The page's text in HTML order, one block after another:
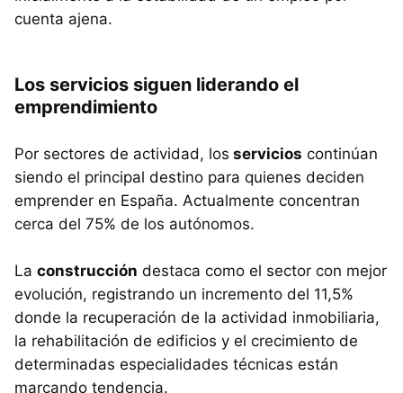
cuenta ajena.
Los servicios siguen liderando el
emprendimiento
Por sectores de actividad, los servicios continúan
siendo el principal destino para quienes deciden
emprender en España. Actualmente concentran
cerca del 75% de los autónomos.
La construcción destaca como el sector con mejor
evolución, registrando un incremento del 11,5%
donde la recuperación de la actividad inmobiliaria,
la rehabilitación de edificios y el crecimiento de
determinadas especialidades técnicas están
marcando tendencia.